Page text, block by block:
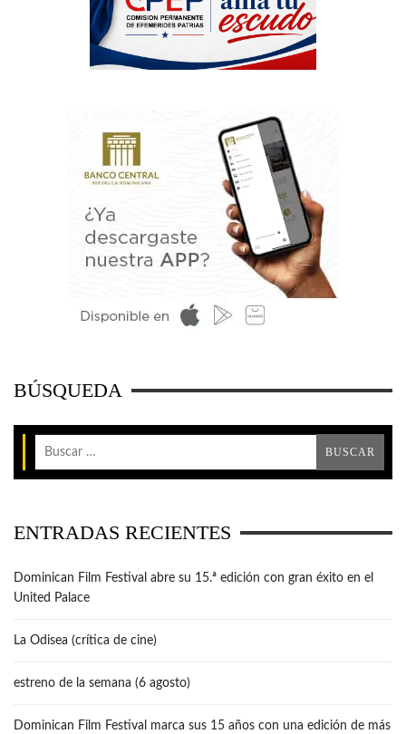
BÚSQUEDA
ENTRADAS RECIENTES
Dominican Film Festival abre su 15.ª edición con gran éxito en el
United Palace
La Odisea (crítica de cine)
estreno de la semana (6 agosto)
Dominican Film Festival marca sus 15 años con una edición de más